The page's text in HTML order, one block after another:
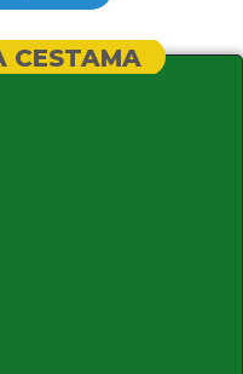
CESTAMA